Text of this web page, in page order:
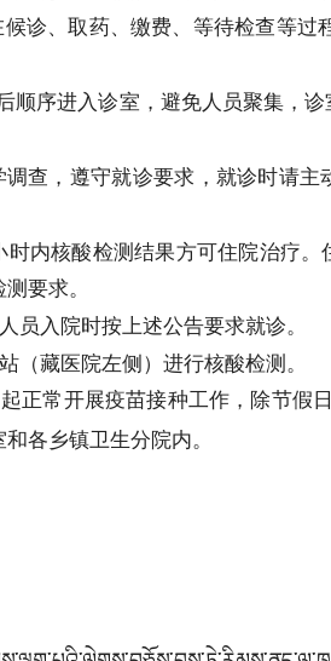
诊、取药、缴费、等待检查等
顺序进入诊室，避免人员聚集，
查，遵守就诊要求，就诊时请
内核酸检测结果方可住院治疗
要求。
入院时按上述公告要求就诊。
藏医院左侧）进行核酸检测。
正常开展疫苗接种工作，除节假
各乡镇卫生分院内。
心
2022